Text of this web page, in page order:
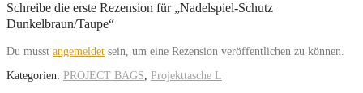
Schreibe die erste Rezension für „Nadelspiel-Schutz
Dunkelbraun/Taupe“
Du musst angemeldet sein, um eine Rezension veröffentlichen zu können.
Kategorien: PROJECT BAGS, Projekttasche L